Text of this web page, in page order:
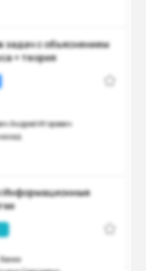
задач с объяснением
+ теория
Андрей Игоревич
Информационные